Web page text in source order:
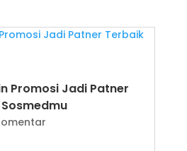
Promosi Jadi Patner